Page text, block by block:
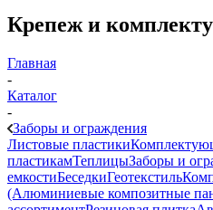
Крепеж и
Главная
-
Каталог
-
Заборы и ограждения
Листовые пластики
пластикамТеплицыЗаборы и
емкостиБеседкиГеотекстиль
(Алюминиевые композитные